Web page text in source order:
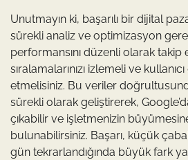
Unutmayın ki, başarılı bir dijital
sürekli analiz ve optimizasyon
performansını düzenli olarak
sıralamalarınızı izlemeli ve
etmelisiniz. Bu veriler
sürekli olarak geliştirerek,
çıkabilir ve işletmenizin
bulunabilirsiniz. Başarı, küçük
gün tekrarlandığında büyük fark